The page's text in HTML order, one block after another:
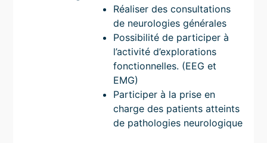
Réaliser des consultations
de neurologies générales
Possibilité de participer à
l’activité d’explorations
fonctionnelles. (EEG et
EMG)
Participer à la prise en
charge des patients atteints
de pathologies neurologique